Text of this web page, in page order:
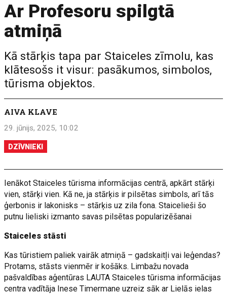
Ar Profesoru spilgtā
atmiņā
Kā stārķis tapa par Staiceles zīmolu, kas
klātesošs it visur: pasākumos, simbolos,
tūrisma objektos.
AIVA KLAVE
29. jūnijs, 2025, 10:02
DZĪVNIEKI
Ienākot Staiceles tūrisma informācijas centrā, apkārt stārķi
vien, stārķi vien. Kā ne, ja stārķis ir pilsētas simbols, arī tās
ģerbonis ir lakonisks – stārķis uz zila fona. Staicelieši šo
putnu lieliski izmanto savas pilsētas popularizēšanai
Staiceles stāsti
Kas tūristiem paliek vairāk atmiņā – gadskaitļi vai leģendas?
Protams, stāsts vienmēr ir košāks. Limbažu novada
pašvaldības aģentūras LAUTA Staiceles tūrisma informācijas
centra vadītāja Inese Timermane uzreiz sāk ar Lielās ielas